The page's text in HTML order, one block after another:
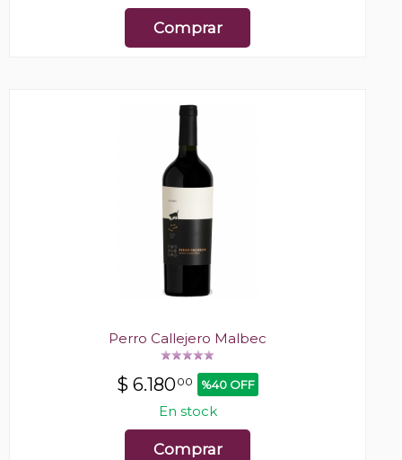
Comprar
Perro Callejero Malbec
$ 6.18000 %40 OFF
En stock
Comprar